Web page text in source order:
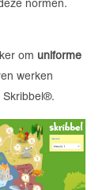
normen.
om uniforme
werken
Skribbel®.